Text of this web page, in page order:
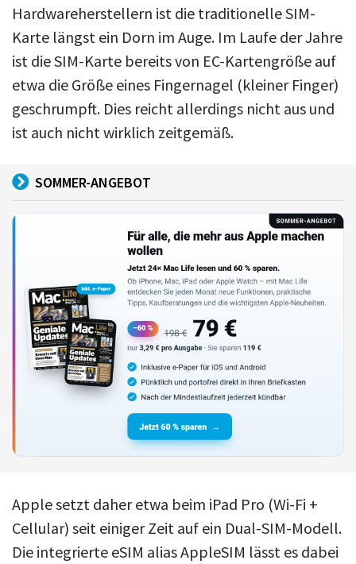
Hardwareherstellern ist die traditionelle SIM-
Karte längst ein Dorn im Auge. Im Laufe der Jahre
ist die SIM-Karte bereits von EC-Kartengröße auf
etwa die Größe eines Fingernagel (kleiner Finger)
geschrumpft. Dies reicht allerdings nicht aus und
ist auch nicht wirklich zeitgemäß.
SOMMER-ANGEBOT
Apple setzt daher etwa beim iPad Pro (Wi-Fi +
Cellular) seit einiger Zeit auf ein Dual-SIM-Modell.
Die integrierte eSIM alias AppleSIM lässt es dabei